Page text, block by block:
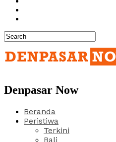
Denpasar Now
Beranda
Peristiwa
Terkini
Bali